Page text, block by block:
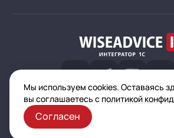
© 2003–2026 ООО «Автоматизация —
(ИНН 7721601681, ОГРН
Все указанные на сайте цены носят
и не являются публичной офертой
Мы используем cookies. Оставаясь
вы соглашаетесь с политикой
Согласен